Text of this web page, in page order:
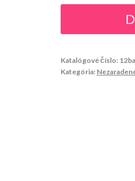
Katalógové číslo:
Kategória: